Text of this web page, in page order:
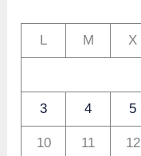
L M X
3 4 5
10 11 12